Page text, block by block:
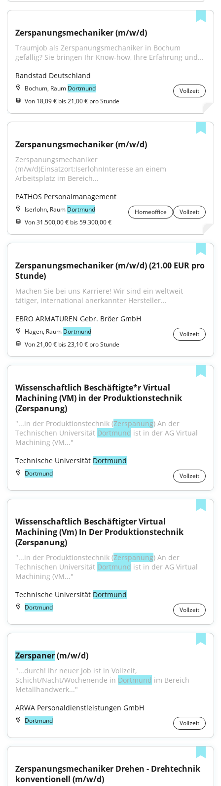
Zerspanungsmechaniker (m/w/d)
Traumjob als Zerspanungsmechaniker in Bochum
gefällig? Sie bringen Ihr Know-how, Ihre Erfahrung und...
Randstad Deutschland
Bochum, Raum Dortmund
Vollzeit
Von 18,09 € bis 21,00 € pro Stunde
Zerspanungsmechaniker (m/w/d)
Zerspanungsmechaniker
(m/w/d)Einsatzort:IserlohnInteresse an einem
Arbeitsplatz im Bereich...
PATHOS Personalmanagement
Iserlohn, Raum Dortmund Homeoffice
Vollzeit
Von 31.500,00 € bis 59.300,00 €
Zerspanungsmechaniker (m/w/d) (21.00 EUR pro
Stunde)
Machen Sie bei uns Karriere! Wir sind ein weltweit
tätiger, international anerkannter Hersteller...
EBRO ARMATUREN Gebr. Bröer GmbH
Hagen, Raum Dortmund
Vollzeit
Von 21,00 € bis 23,10 € pro Stunde
Wissenschaftlich Beschäftigte*r Virtual
Machining (VM) in der Produktionstechnik
(Zerspanung)
"...in der Produktionstechnik (Zerspanung) An der
Technischen Universität Dortmund ist in der AG Virtual
Machining (VM..."
Technische Universität Dortmund
Dortmund Vollzeit
Wissenschaftlich Beschäftigter Virtual
Machining (Vm) In Der Produktionstechnik
(Zerspanung)
"...in der Produktionstechnik (Zerspanung) An der
Technischen Universität Dortmund ist in der AG Virtual
Machining (VM..."
Technische Universität Dortmund
Dortmund Vollzeit
Zerspaner (m/w/d)
"...durch! Ihr neuer Job ist in Vollzeit,
Schicht/Nacht/Wochenende in Dortmund im Bereich
Metallhandwerk..."
ARWA Personaldienstleistungen GmbH
Dortmund Vollzeit
Zerspanungsmechaniker Drehen - Drehtechnik
konventionell (m/w/d)